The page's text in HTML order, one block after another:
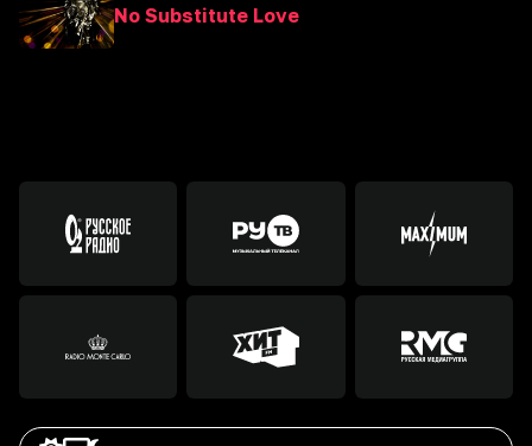
No Substitute Love